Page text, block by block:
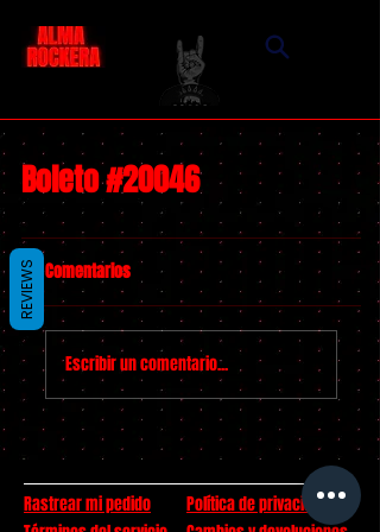
Boleto #20046
Comentarios
Escribir un comentario...
Rastrear mi pedido
Política de privacidad
REVIEWS